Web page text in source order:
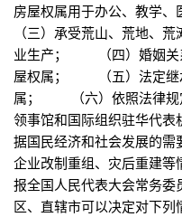
房屋权属用于办公、教学
（三）承受荒山、荒地、
业生产； （四）婚姻关
屋权属； （五）法定继
属； （六）依照法律规定
领事馆和国际组织驻华代
据国民经济和社会发展的需
企业改制重组、灾后重建等
报全国人民代表大会常
区、直辖市可以决定对下